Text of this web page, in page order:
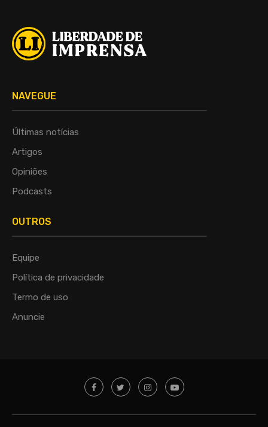
NAVEGUE
Últimas notícias
Artigos
Opiniões
Podcasts
OUTROS
Equipe
Política de privacidade
Termo de uso
Anuncie